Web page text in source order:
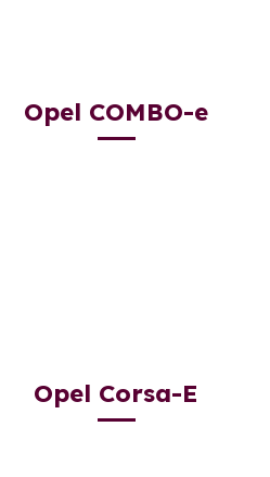
Opel COMBO-e
Opel Corsa-E